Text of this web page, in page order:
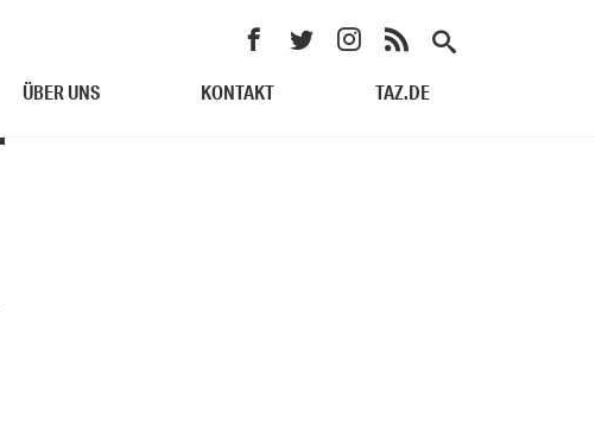
ÜBER UNS KONTAKT TAZ.DE